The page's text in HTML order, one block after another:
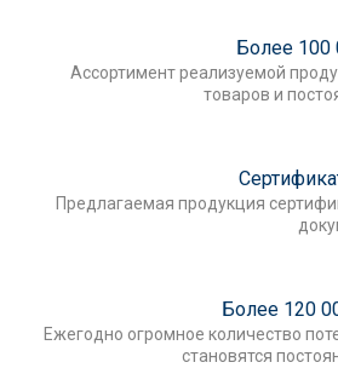
Более 100
Ассортимент реализуемой
товаров и
Предлагаемая продукция
Более 120
Ежегодно огромное количество
становятся